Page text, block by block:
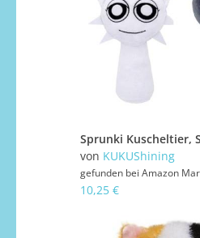
von KUKUShining
gefunden bei Amazon
10,25 €